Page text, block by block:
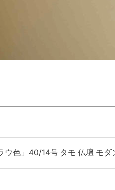
ウ色」40/14号 タモ 仏壇 モダ